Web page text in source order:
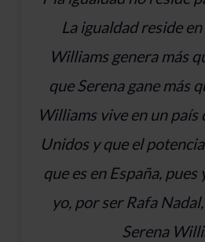
La igualdad reside
Williams genera más
que Serena gane más
Williams vive en un país
Unidos y que el
que es en España,
yo, por ser Rafa
Serena